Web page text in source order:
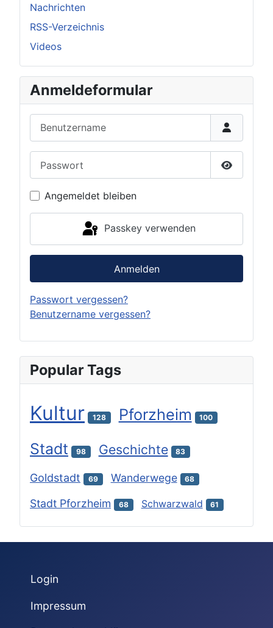
Nachrichten
RSS-Verzeichnis
Videos
Anmeldeformular
Passwort
Angemeldet bleiben
Passkey verwenden
Anmelden
Passwort vergessen?
Benutzername vergessen?
Popular Tags
Kultur 128 Pforzheim 100
Stadt 98 Geschichte 83
Goldstadt 69 Wanderwege 68
Stadt Pforzheim 68 Schwarzwald 61
Login
Impressum